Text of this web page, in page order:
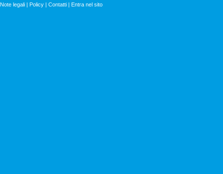
Note legali | Policy | Contatti | Entra nel sito